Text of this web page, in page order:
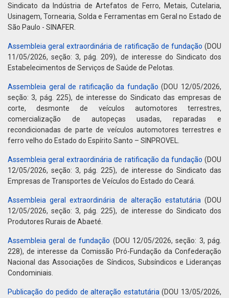
Sindicato da Indústria de Artefatos de Ferro, Metais, Cutelaria,
Usinagem, Tornearia, Solda e Ferramentas em Geral no Estado de
São Paulo - SINAFER.
Assembleia geral extraordinária de ratificação de fundação (DOU
11/05/2026, seção: 3, pág. 209), de interesse do Sindicato dos
Estabelecimentos de Serviços de Saúde de Pelotas.
Assembleia geral de ratificação da fundação (DOU 12/05/2026,
seção: 3, pág. 225), de interesse do Sindicato das empresas de
corte, desmonte de veículos automotores terrestres,
comercialização de autopeças usadas, reparadas e
recondicionadas de parte de veículos automotores terrestres e
ferro velho do Estado do Espírito Santo – SINPROVEL.
Assembleia geral extraordinária de ratificação da fundação (DOU
12/05/2026, seção: 3, pág. 225), de interesse do Sindicato das
Empresas de Transportes de Veículos do Estado do Ceará.
Assembleia geral extraordinária de alteração estatutária(DOU
12/05/2026, seção: 3, pág. 225), de interesse do Sindicato dos
Produtores Rurais de Abaeté.
Assembleia geral de fundação (DOU 12/05/2026, seção: 3, pág.
228), de interesse da Comissão Pró-Fundação da Confederação
Nacional das Associações de Síndicos, Subsíndicos e Lideranças
Condominiais.
Publicação do pedido de alteração estatutária(DOU 13/05/2026,